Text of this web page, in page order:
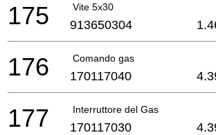
Vite 5x30
175 913650304
Comando gas
176 170117040
Interruttore del Gas
177 170117030